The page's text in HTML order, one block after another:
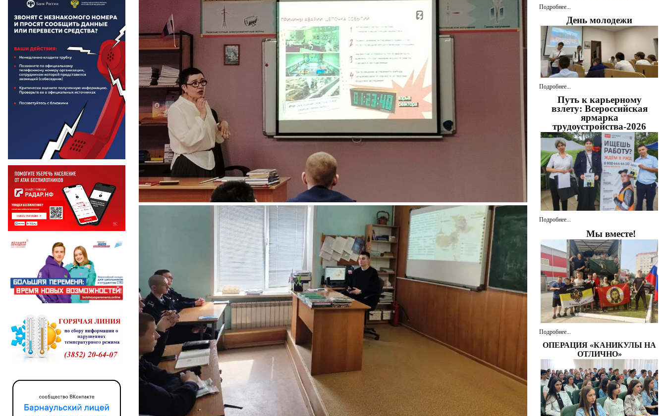
Подробнее...
День молодежи
Подробнее...
Путь к карьерному
взлету: Всероссийская
ярмарка
трудоустройства-2026
Подробнее...
Мы вместе!
Подробнее...
ОПЕРАЦИЯ «КАНИКУЛЫ НА
ОТЛИЧНО»